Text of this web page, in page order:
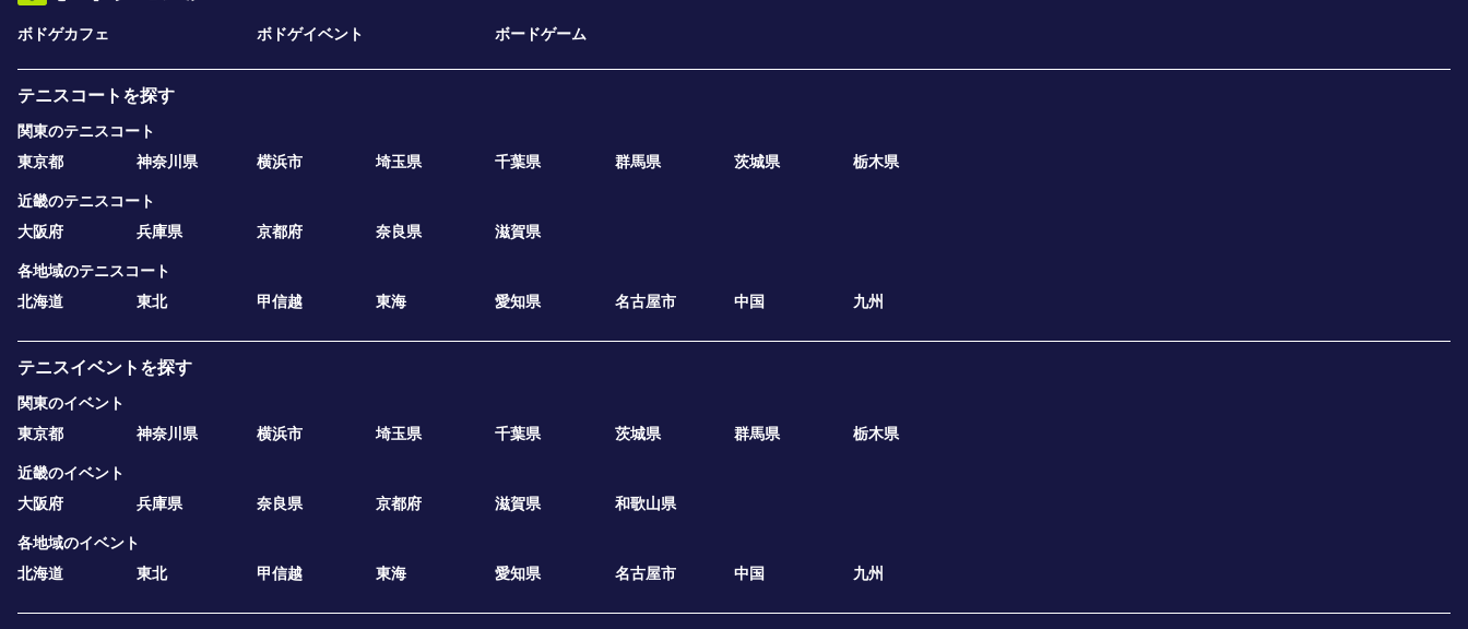
ボドゲカフェ ボドゲイベント ボードゲーム
テニスコートを探す
関東のテニスコート
東京都
神奈川県 横浜市 埼玉県 千葉県 群馬県 茨城県 栃木県
近畿のテニスコート
大阪府
兵庫県 京都府 奈良県 滋賀県
各地域のテニスコート
北海道
東北 甲信越 東海 愛知県 名古屋市 中国 九州
テニスイベントを探す
関東のイベント
東京都
神奈川県 横浜市 埼玉県 千葉県 茨城県 群馬県 栃木県
近畿のイベント
大阪府
兵庫県 奈良県 京都府 滋賀県 和歌山県
各地域のイベント
北海道
東北 甲信越 東海 愛知県 名古屋市 中国 九州